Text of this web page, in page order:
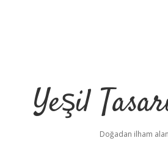
Yeşil
Doğadan ilham